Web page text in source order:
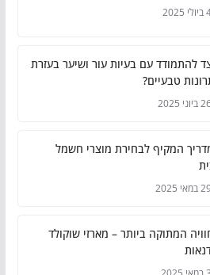
2025
להתמודד עם בעיות עור ושיער בעזרת
טבעיים?
2025
המקיף לבחירת מוצרי חשמל
2025
המתוקה ביותר – מארזי שוקולד